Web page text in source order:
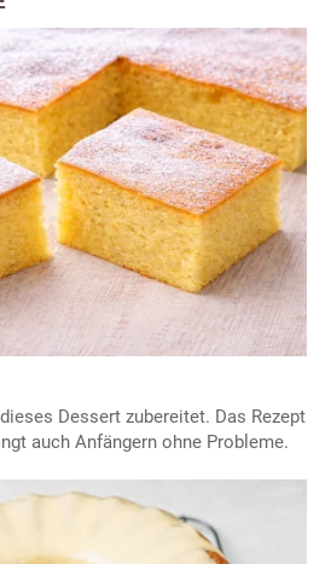
Dessert zubereitet. Das Rezept
auch Anfängern ohne Probleme.